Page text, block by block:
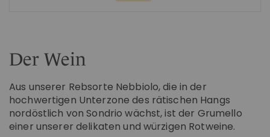
Der Wein
Aus unserer Rebsorte Nebbiolo, die in der
hochwertigen Unterzone des rätischen Hangs
nordöstlich von Sondrio wächst, ist der Grumello
einer unserer delikaten und würzigen Rotweine.